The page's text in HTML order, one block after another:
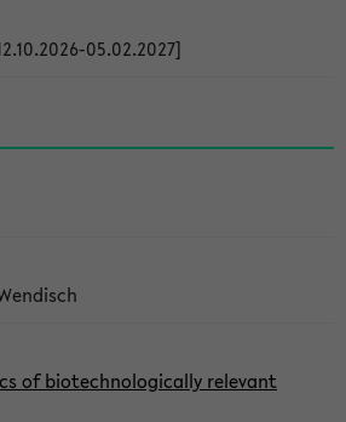
05.02.2027]
of biotechnologically relevant